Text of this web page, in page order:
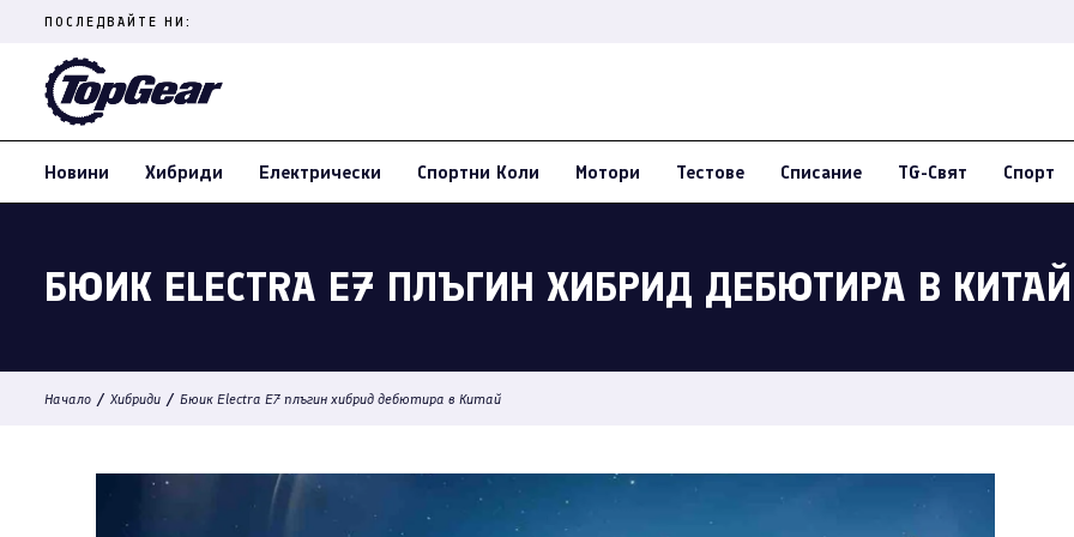
content
(Press
ПОСЛЕДВАЙТЕ НИ:
Новини Хибриди Електрически Спортни Коли Мотори Тестове Списание TG-Свят Спорт
БЮИК ELECTRA E7 ПЛЪГИН ХИБРИД ДЕБЮТИРА В КИТАЙ
Начало / Хибриди / Бюик Electra E7 плъгин хибрид дебютира в Китай